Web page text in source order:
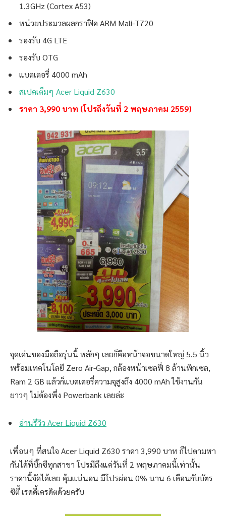
1.3GHz (Cortex A53)
หน่วยประมวลผลกราฟิค ARM Mali-T720
รองรับ 4G LTE
รองรับ OTG
แบตเตอรี่ 4000 mAh
สเปคเต็มๆ Acer Liquid Z630
ราคา 3,990 บาท (โปรถึงวันที่ 2 พฤษภาคม 2559)
จุดเด่นของมือถือรุ่นนี้ หลักๆ เลยก็คือหน้าจอขนาดใหญ่ 5.5 นิ้ว
พร้อมเทคโนโลยี Zero Air-Gap, กล้องหน้าเซลฟี่ 8 ล้านพิกเซล,
Ram 2 GB แล้วก็แบตเตอรี่ความจุสูงถึง 4000 mAh ใช้งานกัน
ยาวๆ ไม่ต้องพึ่ง Powerbank เลยล่ะ
อ่านรีวิว Acer Liquid Z630
เพื่อนๆ ที่สนใจ Acer Liquid Z630 ราคา 3,990 บาท ก็ไปตามหา
กันได้ที่บิ๊กซีทุกสาขา โปรมีถึงแค่วันที่ 2 พฤษภาคมนี้เท่านั้น
ราคานี้จัดได้เลย คุ้มแน่นอน มีโปรผ่อน 0% นาน 6 เดือนกับบัตร
ซิตี้ เรดดี้เครดิตด้วยครับ